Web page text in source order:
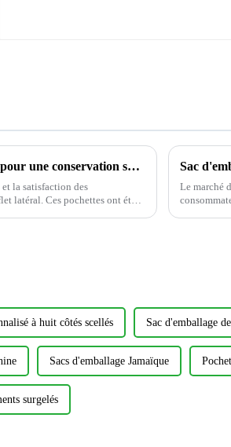
ZL-PACK présente des sachets à soufflets latéraux innovants pour une conservation supérieure des produits
la satisfaction des
latéral. Ces pochettes ont été
Sac
Le marché
à huit côtés scellés Sac d'emballage
Sacs d'emballage Jamaïque
surgelés